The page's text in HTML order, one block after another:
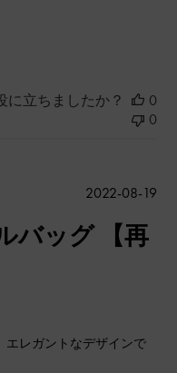
に立ちましたか？
0
0
バッグ 【再
エレガントなデザインで
公
2022-08-19